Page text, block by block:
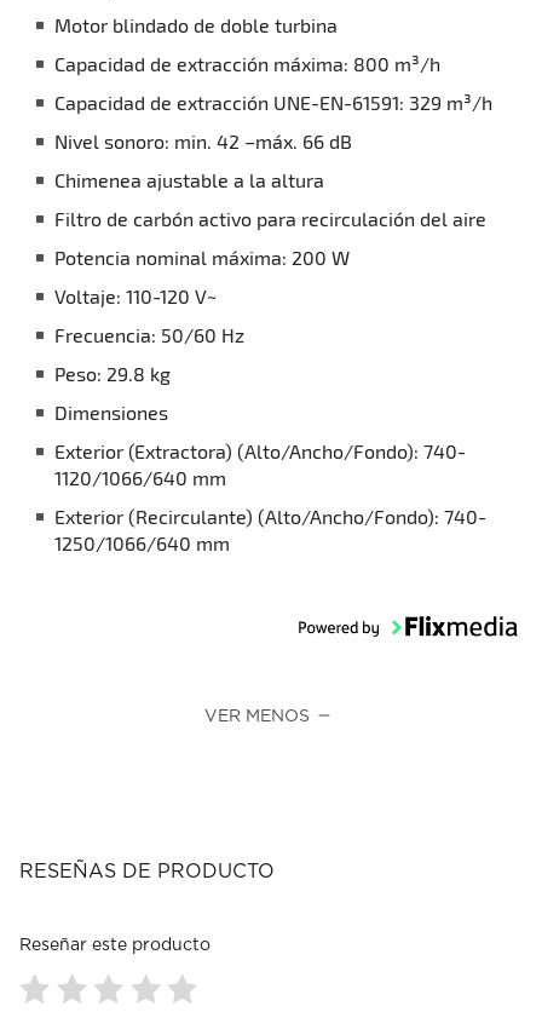
Motor blindado de doble turbina
Capacidad de extracción máxima: 800 m³/h
Capacidad de extracción UNE-EN-61591: 329 m³/h
Nivel sonoro: min. 42 –máx. 66 dB
Chimenea ajustable a la altura
Filtro de carbón activo para recirculación del aire
Potencia nominal máxima: 200 W
Voltaje: 110-120 V~
Frecuencia: 50/60 Hz
Peso: 29.8 kg
Dimensiones
Exterior (Extractora) (Alto/Ancho/Fondo): 740-
1120/1066/640 mm
Exterior (Recirculante) (Alto/Ancho/Fondo): 740-
1250/1066/640 mm
VER MENOS
RESEÑAS DE PRODUCTO
Reseñar este producto